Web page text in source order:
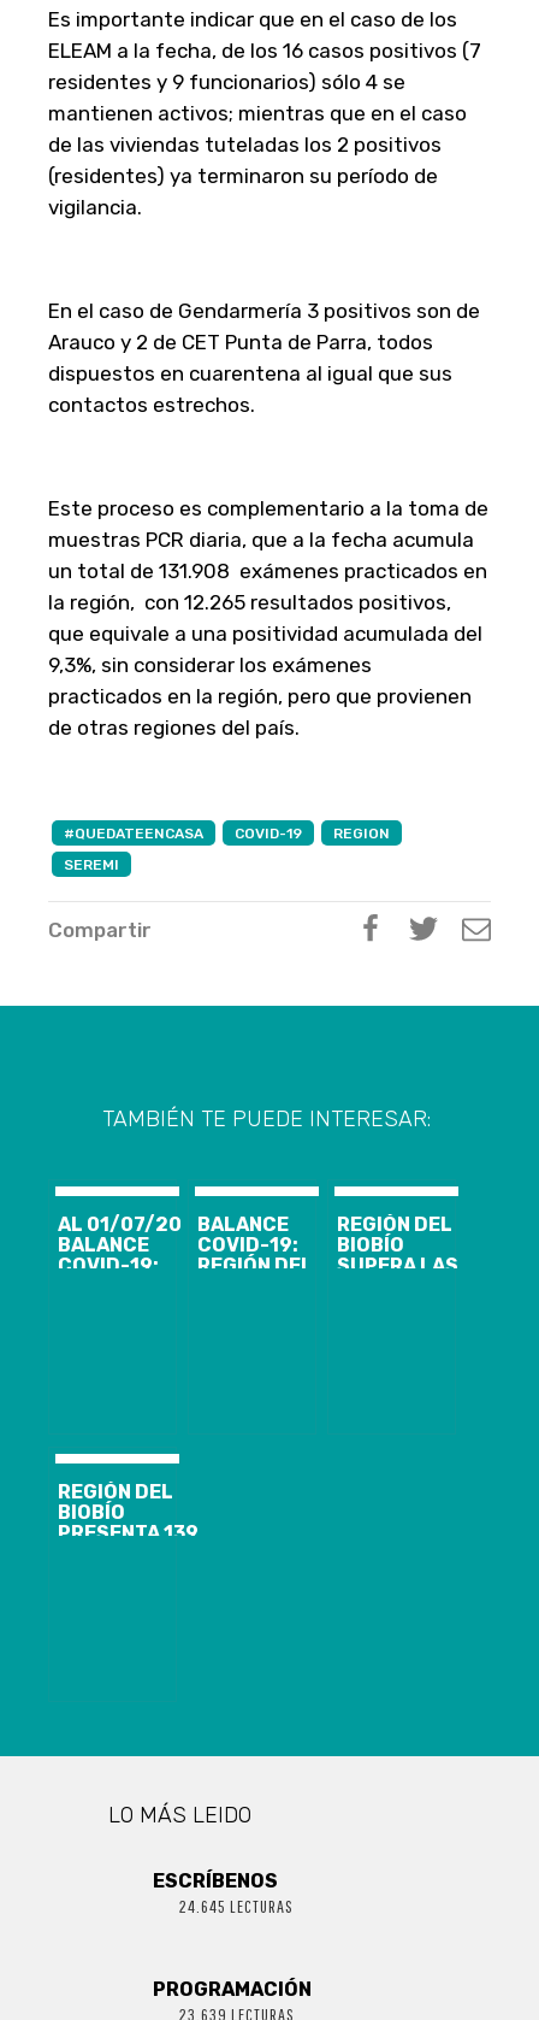
Es importante indicar que en el caso de los
ELEAM a la fecha, de los 16 casos positivos (7
residentes y 9 funcionarios) sólo 4 se
mantienen activos; mientras que en el caso
de las viviendas tuteladas los 2 positivos
(residentes) ya terminaron su período de
vigilancia.
En el caso de Gendarmería 3 positivos son de
Arauco y 2 de CET Punta de Parra, todos
dispuestos en cuarentena al igual que sus
contactos estrechos.
Este proceso es complementario a la toma de
muestras PCR diaria, que a la fecha acumula
un total de 131.908 exámenes practicados en
la región, con 12.265 resultados positivos,
que equivale a una positividad acumulada del
9,3%, sin considerar los exámenes
practicados en la región, pero que provienen
de otras regiones del país.
#QUEDATEENCASA COVID-19
REGION
SEREMI
Compartir
TAMBIÉN TE PUEDE INTERESAR:
AL 01/07/20
BALANCE
COVID-19:
BALANCE
COVID-19:
REGIÓN DEL
REGIÓN DEL
BIOBÍO
SUPERA LAS
REGIÓN DEL
BIOBÍO
PRESENTA 139
LO MÁS LEIDO
ESCRÍBENOS
24.645 LECTURAS
PROGRAMACIÓN
23.639 LECTURAS